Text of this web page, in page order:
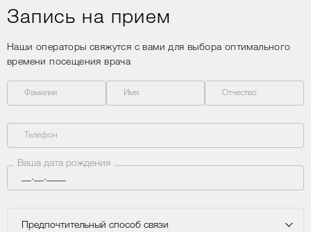
Запись на прием
Наши операторы свяжутся с вами для выбора оптимального
времени посещения врача
Фамилия Имя Отчество
Телефон
Ваша дата рождения
Предпочтительный способ связи